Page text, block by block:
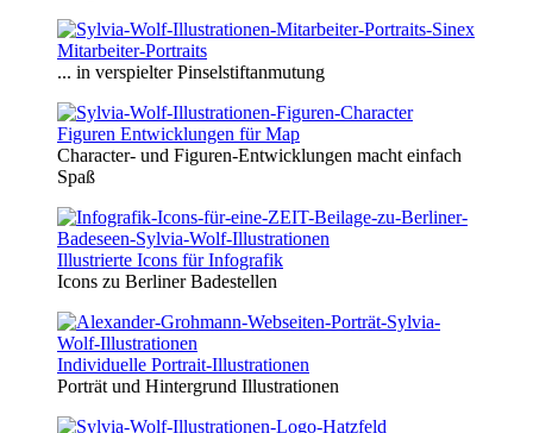
Mitarbeiter-Portraits
... in verspielter Pinselstiftanmutung
Figuren Entwicklungen für Map
Character- und Figuren-Entwicklungen macht einfach
Spaß
Illustrierte Icons für Infografik
Icons zu Berliner Badestellen
Individuelle Portrait-Illustrationen
Porträt und Hintergrund Illustrationen